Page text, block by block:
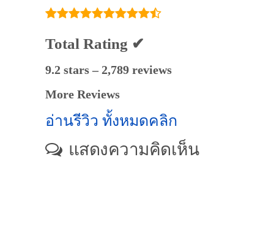
Total Rating ✔
9.2 stars – 2,789 reviews
More Reviews
อ่านรีวิว ทั้งหมดคลิก
แสดงความคิดเห็น